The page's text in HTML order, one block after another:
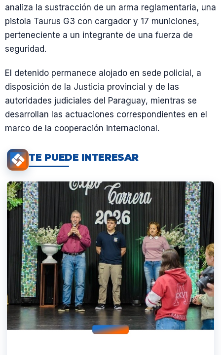
analiza la sustracción de un arma reglamentaria, una
pistola Taurus G3 con cargador y 17 municiones,
perteneciente a un integrante de una fuerza de
seguridad.
El detenido permanece alojado en sede policial, a
disposición de la Justicia provincial y de las
autoridades judiciales del Paraguay, mientras se
desarrollan las actuaciones correspondientes en el
marco de la cooperación internacional.
TE PUEDE INTERESAR